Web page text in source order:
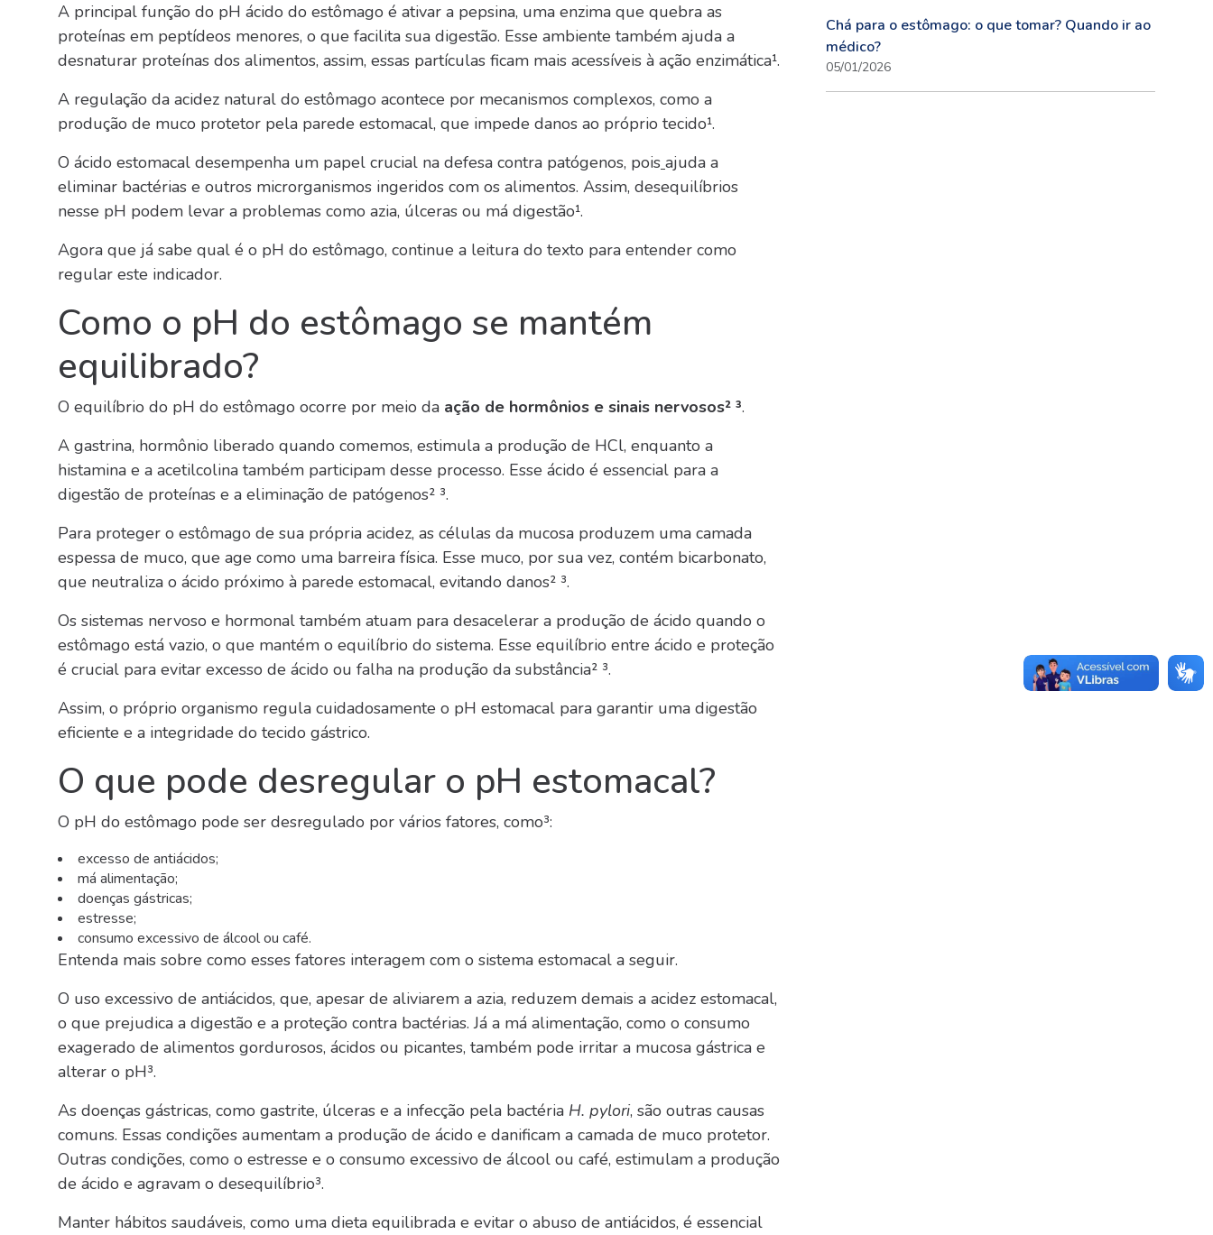
A principal função do pH ácido do estômago é ativar a pepsina, uma enzima que quebra as
proteínas em peptídeos menores, o que facilita sua digestão. Esse ambiente também ajuda a
desnaturar proteínas dos alimentos, assim, essas partículas ficam mais acessíveis à ação enzimática¹.
A regulação da acidez natural do estômago acontece por mecanismos complexos, como a
produção de muco protetor pela parede estomacal, que impede danos ao próprio tecido¹.
O ácido estomacal desempenha um papel crucial na defesa contra patógenos, pois ajuda a
eliminar bactérias e outros microrganismos ingeridos com os alimentos. Assim, desequilíbrios
nesse pH podem levar a problemas como azia, úlceras ou má digestão¹.
Agora que já sabe qual é o pH do estômago, continue a leitura do texto para entender como
regular este indicador.
Como o pH do estômago se mantém
equilibrado?
O equilíbrio do pH do estômago ocorre por meio da ação de hormônios e sinais nervosos² ³.
A gastrina, hormônio liberado quando comemos, estimula a produção de HCl, enquanto a
histamina e a acetilcolina também participam desse processo. Esse ácido é essencial para a
digestão de proteínas e a eliminação de patógenos² ³.
Para proteger o estômago de sua própria acidez, as células da mucosa produzem uma camada
espessa de muco, que age como uma barreira física. Esse muco, por sua vez, contém bicarbonato,
que neutraliza o ácido próximo à parede estomacal, evitando danos² ³.
Os sistemas nervoso e hormonal também atuam para desacelerar a produção de ácido quando o
estômago está vazio, o que mantém o equilíbrio do sistema. Esse equilíbrio entre ácido e proteção
é crucial para evitar excesso de ácido ou falha na produção da substância² ³.
Assim, o próprio organismo regula cuidadosamente o pH estomacal para garantir uma digestão
eficiente e a integridade do tecido gástrico.
O que pode desregular o pH estomacal?
O pH do estômago pode ser desregulado por vários fatores, como³:
excesso de antiácidos;
má alimentação;
doenças gástricas;
estresse;
consumo excessivo de álcool ou café.
Entenda mais sobre como esses fatores interagem com o sistema estomacal a seguir.
O uso excessivo de antiácidos, que, apesar de aliviarem a azia, reduzem demais a acidez estomacal,
o que prejudica a digestão e a proteção contra bactérias. Já a má alimentação, como o consumo
exagerado de alimentos gordurosos, ácidos ou picantes, também pode irritar a mucosa gástrica e
alterar o pH³.
As doenças gástricas, como gastrite, úlceras e a infecção pela bactéria H. pylori, são outras causas
comuns. Essas condições aumentam a produção de ácido e danificam a camada de muco protetor.
Outras condições, como o estresse e o consumo excessivo de álcool ou café, estimulam a produção
de ácido e agravam o desequilíbrio³.
Manter hábitos saudáveis, como uma dieta equilibrada e evitar o abuso de antiácidos, é essencial
Chá para o estômago: o que tomar? Quando ir ao
médico?
05/01/2026